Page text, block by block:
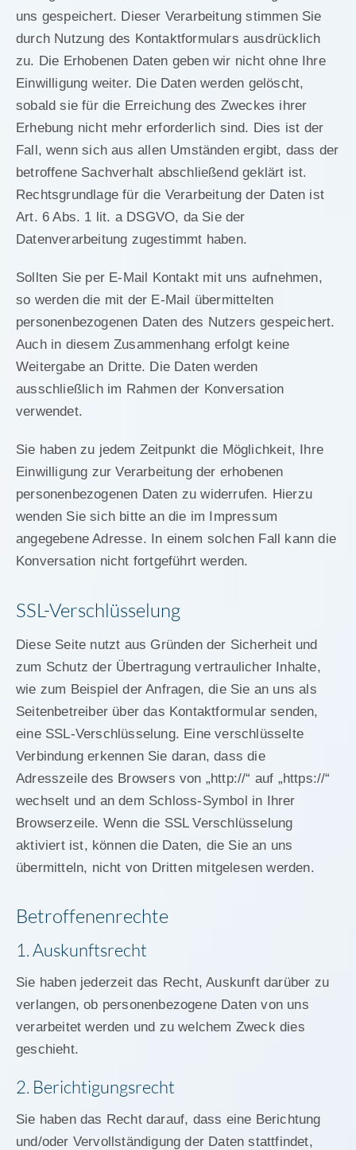
uns gespeichert. Dieser Verarbeitung stimmen Sie
durch Nutzung des Kontaktformulars ausdrücklich
zu. Die Erhobenen Daten geben wir nicht ohne Ihre
Einwilligung weiter. Die Daten werden gelöscht,
sobald sie für die Erreichung des Zweckes ihrer
Erhebung nicht mehr erforderlich sind. Dies ist der
Fall, wenn sich aus allen Umständen ergibt, dass der
betroffene Sachverhalt abschließend geklärt ist.
Rechtsgrundlage für die Verarbeitung der Daten ist
Art. 6 Abs. 1 lit. a DSGVO, da Sie der
Datenverarbeitung zugestimmt haben.
Sollten Sie per E-Mail Kontakt mit uns aufnehmen,
so werden die mit der E-Mail übermittelten
personenbezogenen Daten des Nutzers gespeichert.
Auch in diesem Zusammenhang erfolgt keine
Weitergabe an Dritte. Die Daten werden
ausschließlich im Rahmen der Konversation
verwendet.
Sie haben zu jedem Zeitpunkt die Möglichkeit, Ihre
Einwilligung zur Verarbeitung der erhobenen
personenbezogenen Daten zu widerrufen. Hierzu
wenden Sie sich bitte an die im Impressum
angegebene Adresse. In einem solchen Fall kann die
Konversation nicht fortgeführt werden.
SSL-Verschlüsselung
Diese Seite nutzt aus Gründen der Sicherheit und
zum Schutz der Übertragung vertraulicher Inhalte,
wie zum Beispiel der Anfragen, die Sie an uns als
Seitenbetreiber über das Kontaktformular senden,
eine SSL-Verschlüsselung. Eine verschlüsselte
Verbindung erkennen Sie daran, dass die
Adresszeile des Browsers von „http://“ auf „https://“
wechselt und an dem Schloss-Symbol in Ihrer
Browserzeile. Wenn die SSL Verschlüsselung
aktiviert ist, können die Daten, die Sie an uns
übermitteln, nicht von Dritten mitgelesen werden.
Betroffenenrechte
1. Auskunftsrecht
Sie haben jederzeit das Recht, Auskunft darüber zu
verlangen, ob personenbezogene Daten von uns
verarbeitet werden und zu welchem Zweck dies
geschieht.
2. Berichtigungsrecht
Sie haben das Recht darauf, dass eine Berichtung
und/oder Vervollständigung der Daten stattfindet,